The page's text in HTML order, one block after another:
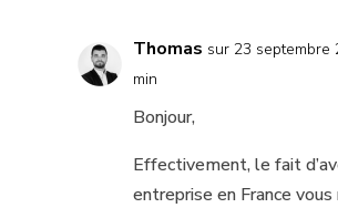
Thomas sur 23 septembre
min
Bonjour,
Effectivement, le fait
entreprise en France vous